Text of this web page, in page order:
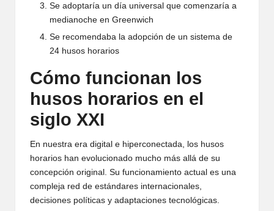
Se adoptaría un día universal que comenzaría a
medianoche en Greenwich
Se recomendaba la adopción de un sistema de
24 husos horarios
Cómo funcionan los
husos horarios en el
siglo XXI
En nuestra era digital e hiperconectada, los husos
horarios han evolucionado mucho más allá de su
concepción original. Su funcionamiento actual es una
compleja red de estándares internacionales,
decisiones políticas y adaptaciones tecnológicas.